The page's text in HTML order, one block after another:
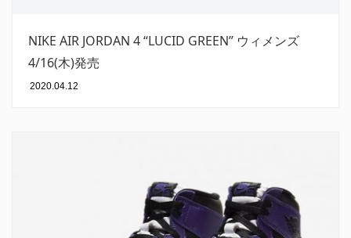
NIKE AIR JORDAN 4 “LUCID GREEN” ウィメンズ
4/16(木)発売
2020.04.12